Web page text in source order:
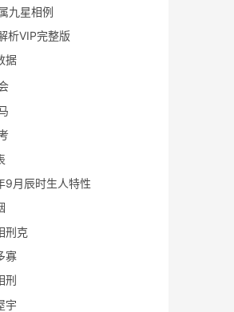
九星相例
析VIP完整版
据
9月辰时生人特性
刑克
寡
刑
宇